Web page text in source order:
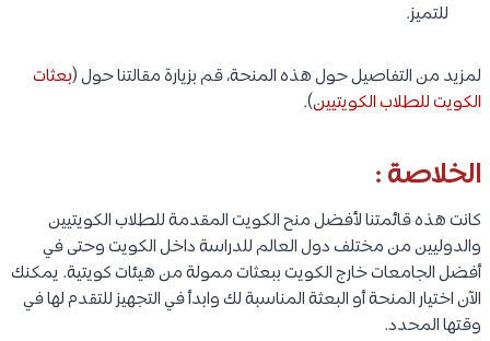
للتميز.
لمزيد من التفاصيل حول هذه المنحة، قم بزيارة مقالتنا حول (بعثات
الكويت للطلاب الكويتيين).
الخلاصة :
كانت هذه قائمتنا لأفضل منح الكويت المقدمة للطلاب الكويتيين
والدوليين من مختلف دول العالم للدراسة داخل الكويت وحتى في
أفضل الجامعات خارج الكويت ببعثات ممولة من هيئات كويتية. يمكنك
الآن اختيار المنحة أو البعثة المناسبة لك وابدأ في التجهيز للتقدم لها في
وقتها المحدد.